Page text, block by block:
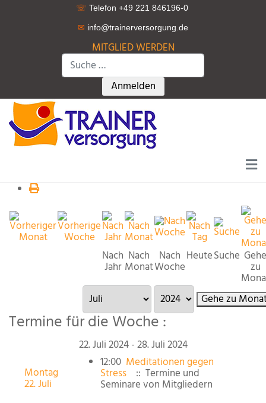
☏ Telefon +49 221 846196-0
✉ info@trainerversorgung.de
MITGLIED WERDEN
Suchen
Type 2 or more characters for
Anmelden
Nach
Jahr
Nach
Monat
Nach
Woche
HeuteSuche Gehe
zu
Gehe zu
Termine für die Woche :
22. Juli 2024 - 28. Juli 2024
Montag
22. Juli
12:00 Meditationen gegen
Stress :: Termine und
Seminare von Mitgliedern